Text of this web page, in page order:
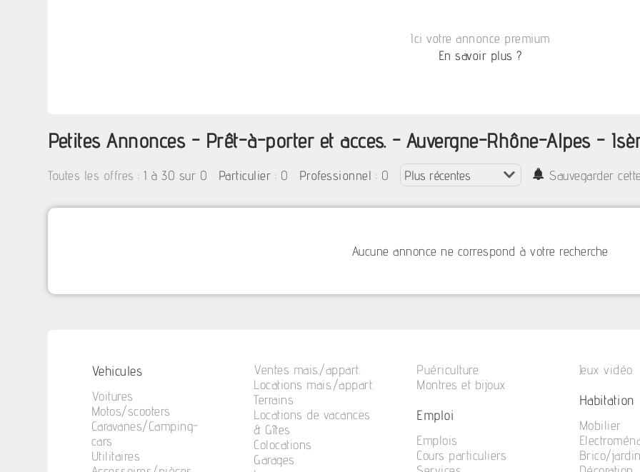
Ici votre annonce premium
En savoir plus ?
Petites Annonces - Prêt-à-porter et acces. - Auvergne-Rhône-Alpes -
Toutes les offres :1 à 30 sur 0 Particulier : 0 Professionnel : 0 Sauvegarder
Aucune annonce ne correspond à votre recherche
Vehicules
Voitures
Motos/scooters
Caravanes/Camping-
cars
Utilitaires
Ventes mais./appart.
Locations mais./appart.
Terrains
Locations de vacances
& Gîtes
Colocations
Garages
Puériculture
Montres et bijoux
Emploi
Emplois
Cours particuliers
Jeux vidéo
Habitation
Mobilier
Brico/